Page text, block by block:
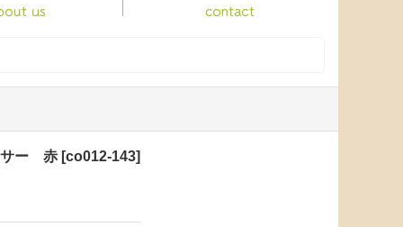
サー 赤 [co012-143]